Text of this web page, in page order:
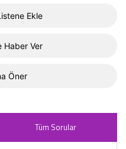
Ekle
Haber Ver
Öner
Tüm Sorular